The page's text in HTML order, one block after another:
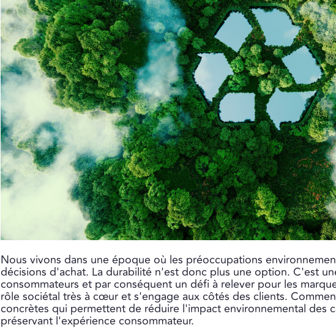
Nous vivons dans une époque où les préoccupations
décisions d'achat. La durabilité n'est donc plus une option. C'est
consommateurs et par conséquent un défi à relever pour les
rôle sociétal très à cœur et s'engage aux côtés des clients.
concrètes qui permettent de réduire l'impact environnemental des
préservant l'expérience consommateur.